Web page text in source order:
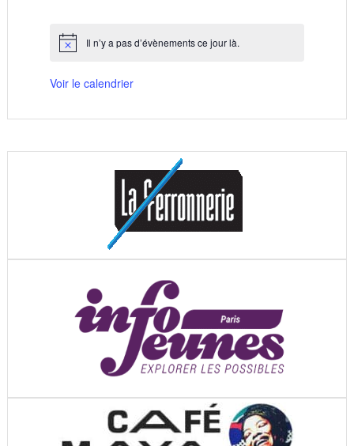
Notice Il n’y a pas d’évènements ce jour là.
Voir le calendrier